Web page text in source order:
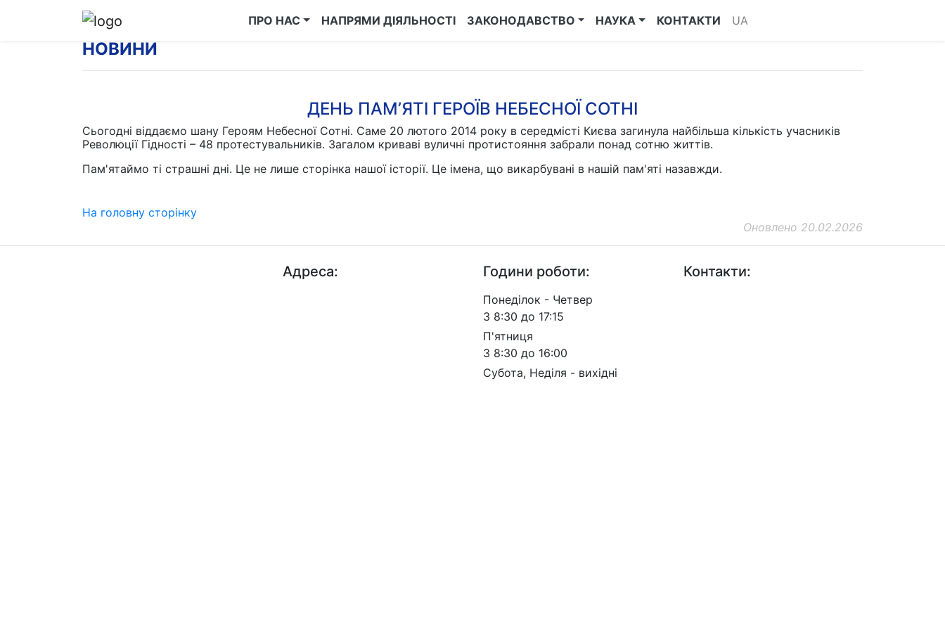
ПРО НАС НАПРЯМИ ДІЯЛЬНОСТІ ЗАКОНОДАВСТВО НАУКА КОНТАКТИ UA
НОВИНИ
ДЕНЬ ПАМ’ЯТІ ГЕРОЇВ НЕБЕСНОЇ СОТНІ
Сьогодні віддаємо шану Героям Небесної Сотні. Саме 20 лютого 2014 року в середмісті Києва загинула найбільша кількість учасників
Революції Гідності – 48 протестувальників. Загалом криваві вуличні протистояння забрали понад сотню життів.
Пам'ятаймо ті страшні дні. Це не лише сторінка нашої історії. Це імена, що викарбувані в нашій пам'яті назавжди.
На головну сторінку
Оновлено 20.02.2026
Адреса: Години роботи:
Понеділок - Четвер
З 8:30 до 17:15
П'ятниця
З 8:30 до 16:00
Субота, Неділя - вихідні
Контакти: